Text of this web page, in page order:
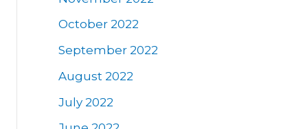
October 2022
September 2022
August 2022
July 2022